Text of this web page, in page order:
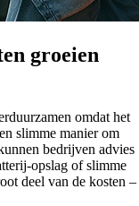
groeien
omdat het
slimme manier om
bedrijven advies
opslag of slimme
deel van de kosten –